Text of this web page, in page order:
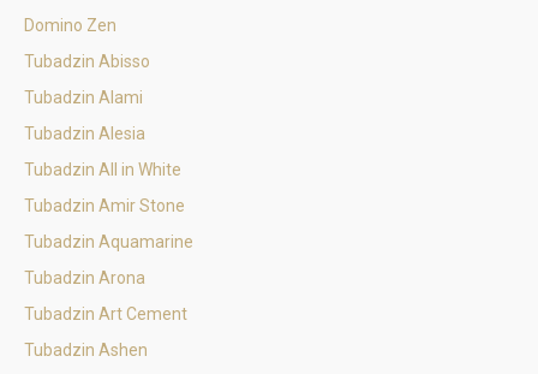
Domino Zen
Tubadzin Abisso
Tubadzin Alami
Tubadzin Alesia
Tubadzin All in White
Tubadzin Amir Stone
Tubadzin Aquamarine
Tubadzin Arona
Tubadzin Art Cement
Tubadzin Ashen